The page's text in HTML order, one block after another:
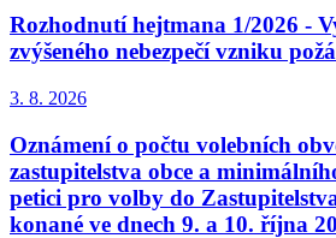
Rozhodnutí hejtmana 1/2026 -
zvýšeného nebezpečí vzniku
3. 8. 2026
Oznámení o počtu volebních
zastupitelstva obce a
petici pro volby do
konané ve dnech 9. a 10. října